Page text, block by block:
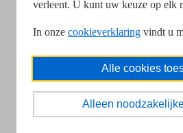
verleent. U kunt uw keuze op elk
In onze cookieverklaring vindt u
Alle cookies
Alleen